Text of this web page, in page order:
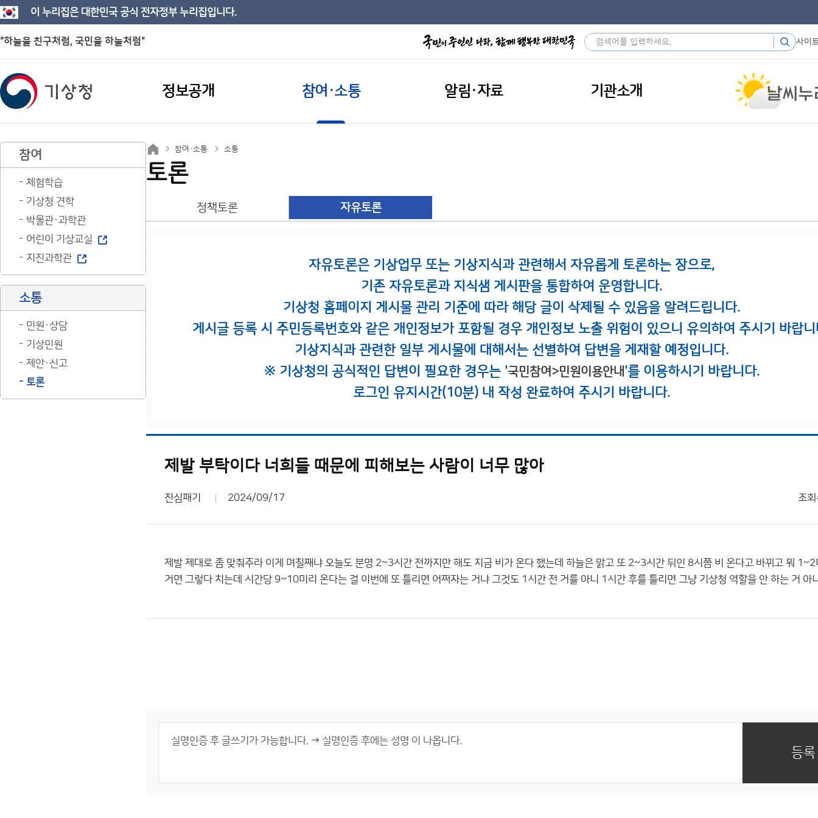
이 누리집은 대한민국 공식 전자정부 누리집입니다.
"하늘을 친구처럼, 국민을 하늘처럼" 사이
정보공개 참여·소통 알림·자료 기관소개
참여
체험학습
기상청 견학
박물관·과학관
어린이 기상교실
지진과학관
소통
민원·상담
기상민원
제안·신고
토론
참여·소통 소통
토론
정책토론 자유토론
자유토론은 기상업무 또는 기상지식과 관련해서 자유롭게 토론하는 장으로,
기존 자유토론과 지식샘 게시판을 통합하여 운영합니다.
기상청 홈페이지 게시물 관리 기준에 따라 해당 글이 삭제될 수 있음을 알려드립니다.
게시글 등록 시 주민등록번호와 같은 개인정보가 포함될 경우 개인정보 노출 위험이 있으니 유의하여 주시기 바랍니
기상지식과 관련한 일부 게시물에 대해서는 선별하여 답변을 게재할 예정입니다.
※ 기상청의 공식적인 답변이 필요한 경우는 '국민참여>민원이용안내'를 이용하시기 바랍니다.
로그인 유지시간(10분) 내 작성 완료하여 주시기 바랍니다.
제발 부탁이다 너희들 때문에 피해보는 사람이 너무 많아
진심패기 2024/09/17 조회
제발 제대로 좀 맞춰주라 이게 며칠째냐 오늘도 분명 2~3시간 전까지만 해도 지금 비가 온다 했는데 하늘은 맑고 또 2~3시간 뒤인 8시쯤 비 온다고 바뀌고 뭐 1~2
거면 그렇다 치는데 시간당 9~10미리 온다는 걸 이번에 또 틀리면 어쩌자는 거냐 그것도 1시간 전 거를 아니 1시간 후를 틀리면 그냥 기상청 역할을 안 하는 거 아
등록